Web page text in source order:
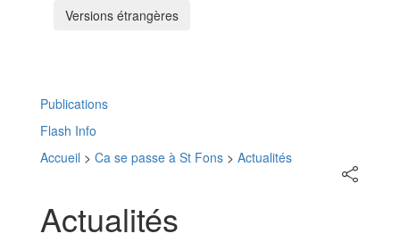
Versions étrangères
Publications
Flash Info
Accueil > Ca se passe à St Fons > Actualités
Partager
sur
Actualités